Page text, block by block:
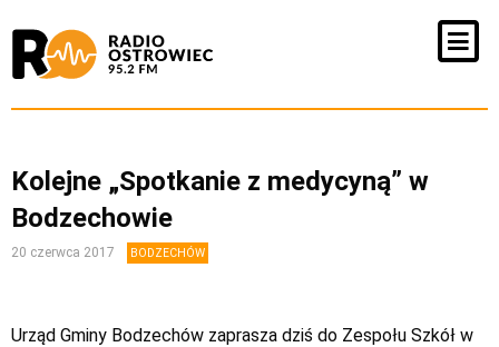
Kolejne „Spotkanie z medycyną” w
Bodzechowie
20 czerwca 2017 BODZECHÓW
Urząd Gminy Bodzechów zaprasza dziś do Zespołu Szkół w